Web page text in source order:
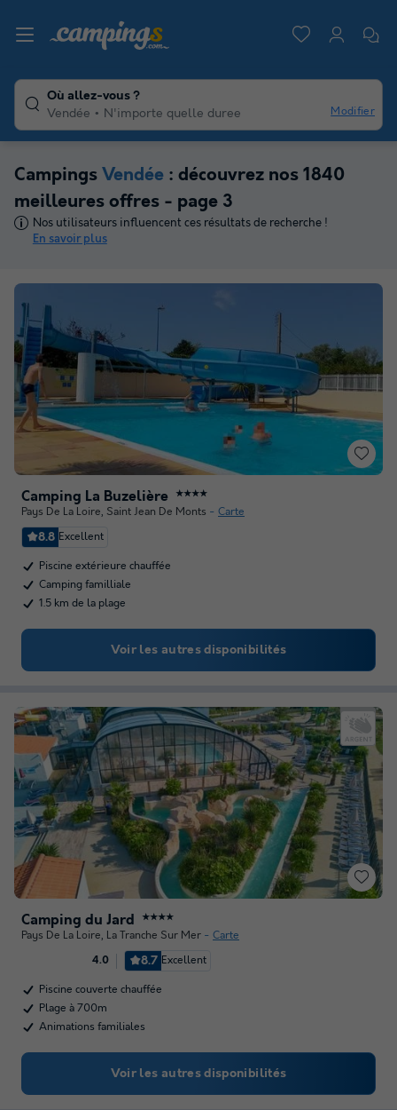
Où allez-vous ?
Vendée
N'importe quelle duree Modifier
Campings Vendée : découvrez nos 1840
meilleures offres - page 3
Nos utilisateurs influencent ces résultats de recherche !
En savoir plus
Camping La Buzelière ★★★★
Pays De La Loire, Saint Jean De Monts Carte
8.8 Excellent
Piscine extérieure chauffée
Camping familliale
1.5 km de la plage
Voir les autres disponibilités
Camping du Jard ★★★★
Pays De La Loire, La Tranche Sur Mer Carte
4.0 8.7 Excellent
Piscine couverte chauffée
Plage à 700m
Animations familiales
Voir les autres disponibilités